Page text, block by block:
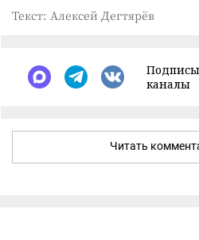
Текст: Алексей Дегтярёв
каналы
Читать